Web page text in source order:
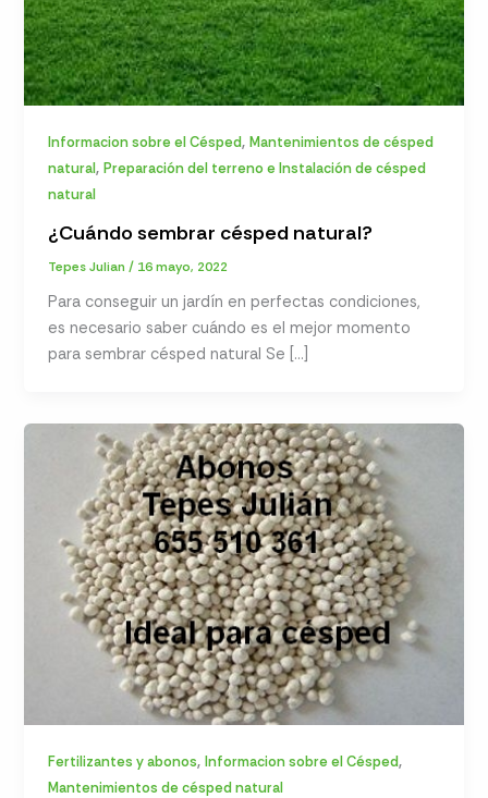
Informacion sobre el Césped,Mantenimientos de césped
natural,Preparación del terreno e Instalación de césped
natural
¿Cuándo sembrar césped natural?
Tepes Julian/ 16 mayo, 2022
Para conseguir un jardín en perfectas condiciones,
es necesario saber cuándo es el mejor momento
para sembrar césped natural Se […]
Fertilizantes y abonos,Informacion sobre el Césped,
Mantenimientos de césped natural